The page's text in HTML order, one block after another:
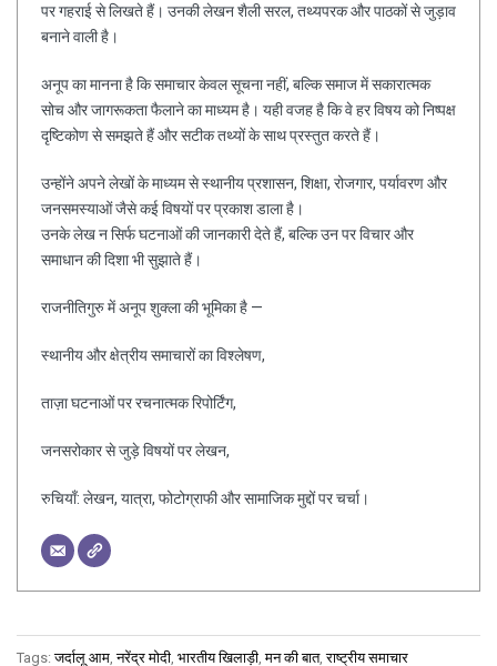
पर गहराई से लिखते हैं। उनकी लेखन शैली सरल, तथ्यपरक और पाठकों से जुड़ाव
बनाने वाली है।
अनूप का मानना है कि समाचार केवल सूचना नहीं, बल्कि समाज में सकारात्मक
सोच और जागरूकता फैलाने का माध्यम है। यही वजह है कि वे हर विषय को निष्पक्ष
दृष्टिकोण से समझते हैं और सटीक तथ्यों के साथ प्रस्तुत करते हैं।
उन्होंने अपने लेखों के माध्यम से स्थानीय प्रशासन, शिक्षा, रोजगार, पर्यावरण और
जनसमस्याओं जैसे कई विषयों पर प्रकाश डाला है।
उनके लेख न सिर्फ घटनाओं की जानकारी देते हैं, बल्कि उन पर विचार और
समाधान की दिशा भी सुझाते हैं।
राजनीतिगुरु में अनूप शुक्ला की भूमिका है —
स्थानीय और क्षेत्रीय समाचारों का विश्लेषण,
ताज़ा घटनाओं पर रचनात्मक रिपोर्टिंग,
जनसरोकार से जुड़े विषयों पर लेखन,
रुचियाँ: लेखन, यात्रा, फोटोग्राफी और सामाजिक मुद्दों पर चर्चा।
Tags:जर्दालू आम ,नरेंद्र मोदी भारतीय खिलाड़ी ,मन की बात,राष्ट्रीय समाचार